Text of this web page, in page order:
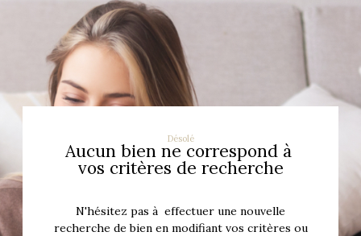
Désolé
Aucun bien ne correspond à
vos critères de recherche
N'hésitez pas à effectuer une nouvelle
recherche de bien en modifiant vos critères ou